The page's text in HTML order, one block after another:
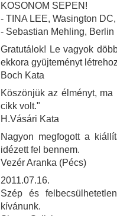
KOSONOM SEPEN!
- TINA LEE, Wasington
- Sebastian Mehling, Berlin
Gratutálok! Le vagyok
ekkora gyüjteményt
Boch Kata
Köszönjük az élményt,
cikk volt."
H.Vásári Kata
Nagyon megfogott a
idézett fel bennem.
Vezér Aranka (Pécs)
2011.07.16.
Szép és
kívánunk.